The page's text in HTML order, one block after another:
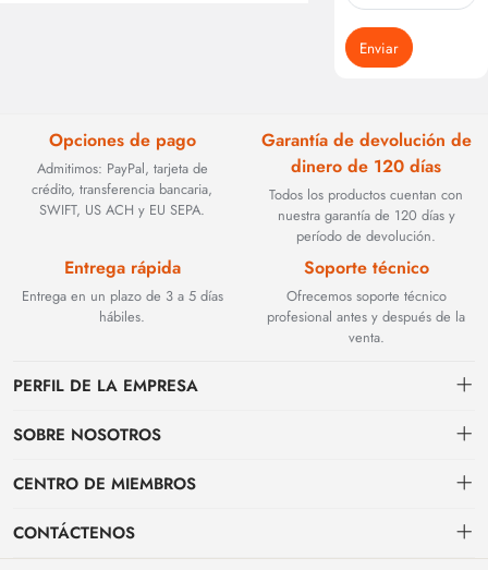
Enviar
Opciones de pago
Admitimos: PayPal, tarjeta de
crédito, transferencia bancaria,
SWIFT, US ACH y EU SEPA.
Garantía de devolución de
dinero de 120 días
Todos los productos cuentan con
nuestra garantía de 120 días y
período de devolución.
Entrega rápida
Entrega en un plazo de 3 a 5 días
hábiles.
Soporte técnico
Ofrecemos soporte técnico
profesional antes y después de la
venta.
PERFIL DE LA EMPRESA
Fundada en 2002, BEYOND TECHNOLOGY INTERNATIONAL LIMITED
rendimiento. Con la evolución de las redes industriales, ampliamos
SOBRE NOSOTROS
Contacto
Condiciones de pago & facturación
CENTRO DE MIEMBROS
centro personal
Mi pedido
CONTÁCTENOS